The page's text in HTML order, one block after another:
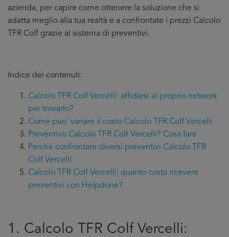
azienda, per capire come ottenere la soluzione che si
adatta meglio alla tua realtà e a confrontate i prezzi Calcolo
TFR Colf grazie al sistema di preventivi.
Indice dei contenuti:
Calcolo TFR Colf Vercelli: affidarsi al proprio network
per trovarlo?
Come puo’ variare il costo Calcolo TFR Colf Vercelli
Preventivo Calcolo TFR Colf Vercelli? Cosa fare
Perché confrontare diversi preventivi Calcolo TFR
Colf Vercelli
Calcolo TFR Colf Vercelli: quanto costa ricevere
preventivi con Helpdone?
1. Calcolo TFR Colf Vercelli: